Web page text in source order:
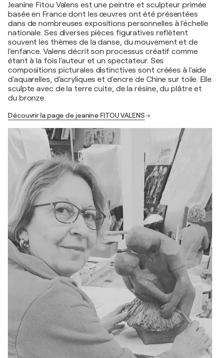
Jeanine Fitou Valens est une peintre et sculpteur primée
basée en France dont les œuvres ont été présentées
dans de nombreuses expositions personnelles à l'échelle
nationale. Ses diverses pièces figuratives reflètent
souvent les thèmes de la danse, du mouvement et de
l'enfance. Valens décrit son processus créatif comme
étant à la fois l'auteur et un spectateur. Ses
compositions picturales distinctives sont créées à l'aide
d'aquarelles, d'acryliques et d'encre de Chine sur toile. Elle
sculpte avec de la terre cuite, de la résine, du plâtre et
du bronze.
Découvrir la page de jeanine FITOU VALENS